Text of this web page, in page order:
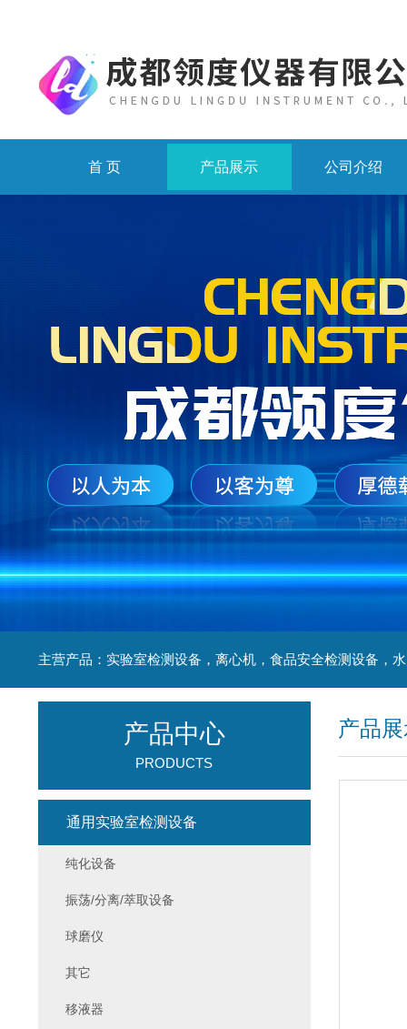
首 页 产品展示 公司介绍
产品
产品中心
PRODUCTS
通用实验室检测设备
纯化设备
振荡/分离/萃取设备
球磨仪
其它
移液器